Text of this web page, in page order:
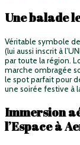
Une balade
Véritable symbole
(lui aussi inscrit à
par toute la région.
marche ombragée
le spot parfait pour
une soirée festive à
Immersion
l’Espace à